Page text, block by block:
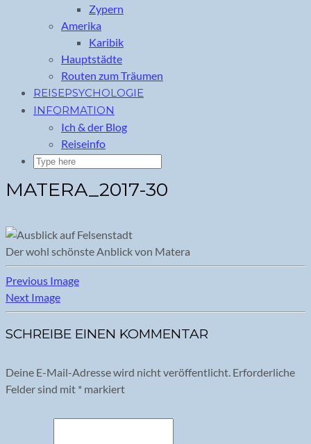
Zypern
Amerika
Karibik
Hauptstädte
Routen zum Träumen
REISEPSYCHOLOGIE
INFORMATION
Ich & der Blog
Reiseinfo
MATERA_2017-30
Der wohl schönste Anblick von Matera
Previous Image
Next Image
SCHREIBE EINEN KOMMENTAR
Deine E-Mail-Adresse wird nicht veröffentlicht. Erforderliche
Felder sind mit * markiert